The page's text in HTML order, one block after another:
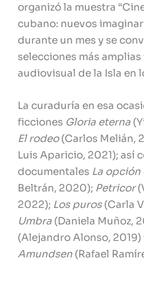
organizó la muestra
cubano: nuevos
durante un mes y se
selecciones más
audiovisual de la Isla en
La curaduría en esa
ficciones Gloria eterna
El rodeo(Carlos Melián,
Luis Aparicio, 2021); así
documentales La opción
Beltrán, 2020); Petricor
2022); Los puros(Carla
Umbra (Daniela Muñoz,
(Alejandro Alonso, 2019)
Amundsen (Rafael